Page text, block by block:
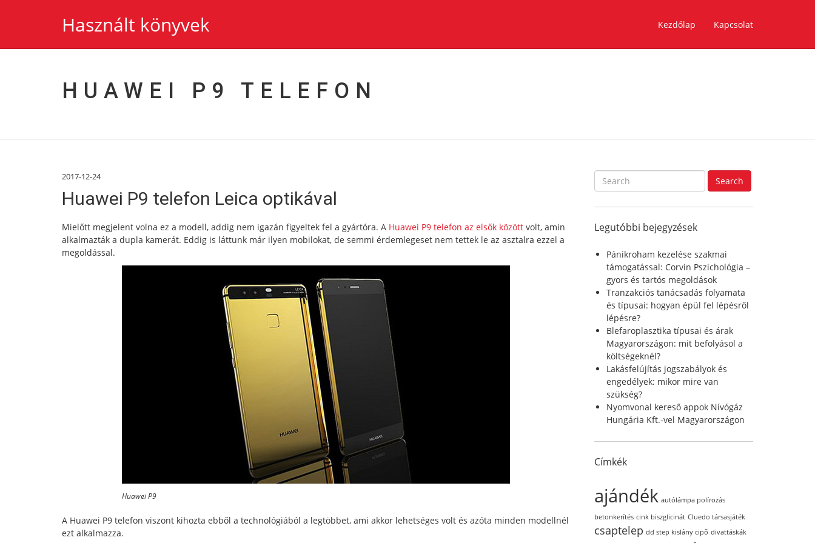
Használt könyvek Kezdőlap Kapcsolat
HUAWEI P9 TELEFON
2017-12-24
Huawei P9 telefon Leica optikával
Mielőtt megjelent volna ez a modell, addig nem igazán figyeltek fel a gyártóra. A Huawei P9 telefon az elsők között volt, amin
alkalmazták a dupla kamerát. Eddig is láttunk már ilyen mobilokat, de semmi érdemlegeset nem tettek le az asztalra ezzel a
megoldással.
Huawei P9
A Huawei P9 telefon viszont kihozta ebből a technológiából a legtöbbet, ami akkor lehetséges volt és azóta minden modellnél
ezt alkalmazza.
S
e
c
f
Search
Legutóbbi bejegyzések
Pánikroham kezelése szakmai
támogatással: Corvin Pszichológia –
gyors és tartós megoldások
Tranzakciós tanácsadás folyamata
és típusai: hogyan épül fel lépésről
lépésre?
Blefaroplasztika típusai és árak
Magyarországon: mit befolyásol a
költségeknél?
Lakásfelújítás jogszabályok és
engedélyek: mikor mire van
szükség?
Nyomvonal kereső appok Nívógáz
Hungária Kft.-vel Magyarországon
Címkék
ajándék autólámpa polírozás
betonkerítés cink biszglicinát Cluedo társasjáték
csaptelep dd step kislány cipő divattáskák